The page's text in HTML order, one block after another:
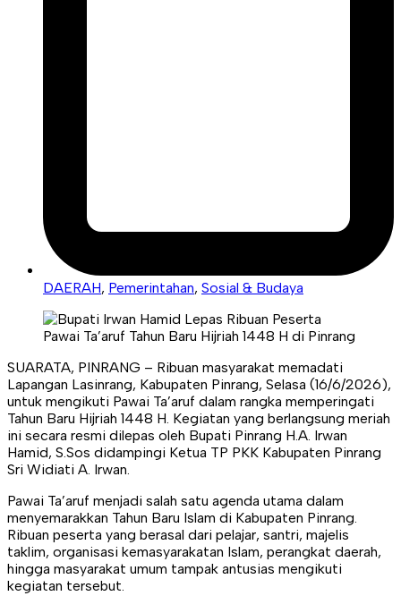
DAERAH, Pemerintahan, Sosial & Budaya
SUARATA, PINRANG – Ribuan masyarakat memadati
Lapangan Lasinrang, Kabupaten Pinrang, Selasa (16/6/2026),
untuk mengikuti Pawai Ta’aruf dalam rangka memperingati
Tahun Baru Hijriah 1448 H. Kegiatan yang berlangsung meriah
ini secara resmi dilepas oleh Bupati Pinrang H.A. Irwan
Hamid, S.Sos didampingi Ketua TP PKK Kabupaten Pinrang
Sri Widiati A. Irwan.
Pawai Ta’aruf menjadi salah satu agenda utama dalam
menyemarakkan Tahun Baru Islam di Kabupaten Pinrang.
Ribuan peserta yang berasal dari pelajar, santri, majelis
taklim, organisasi kemasyarakatan Islam, perangkat daerah,
hingga masyarakat umum tampak antusias mengikuti
kegiatan tersebut.